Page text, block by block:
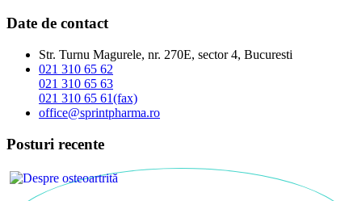
Date de contact
Str. Turnu Magurele, nr. 270E, sector 4, Bucuresti
021 310 65 62
021 310 65 63
021 310 65 61(fax)
office@sprintpharma.ro
Posturi recente